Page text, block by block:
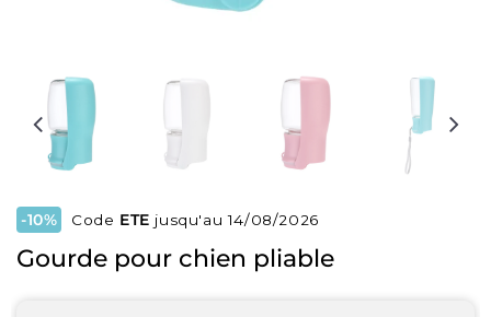
-10% Code ETE jusqu'au 14/08/2026
Gourde pour chien pliable